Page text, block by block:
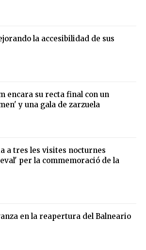
la accesibilidad de sus
encara su recta final con un
y una gala de zarzuela
a tres les visites nocturnes
per la commemoració de la
en la reapertura del Balneario